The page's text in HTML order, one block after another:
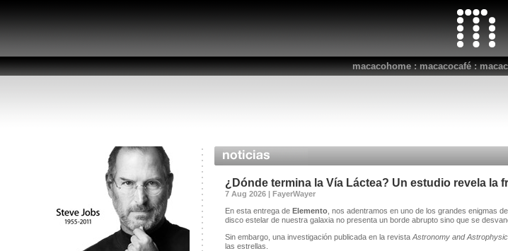
macacohome:macacocafé:
¿Dónde termina la Vía Láctea? Un estudio revela la
7 Aug 2026 | FayerWayer
En esta entrega de Elemento, nos adentramos en uno de los grandes enigmas
disco estelar de nuestra galaxia no presenta un borde abrupto sino que se
Sin embargo, una investigación publicada en la revista Astronomy and
las estrellas.